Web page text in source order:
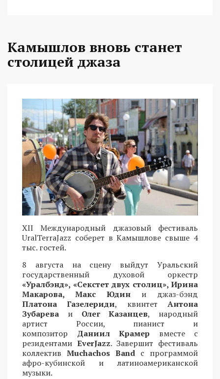
Камышлов вновь станет
столицей джаза
XII Международный джазовый фестиваль
UralTerraJazz соберет в Камышлове свыше 4
тыс. гостей.
8 августа на сцену выйдут Уральский
государственный духовой оркестр
«Уралбэнд», «Секстет двух столиц», Ирина
Макарова, Макс Юдин и джаз-бэнд
Платона Газелериди, квинтетАнтона
Зубарева и Олег Казанцев, народный
артист России, пианист и
композитор Даниил Крамер вместе с
резидентами EverJazz. Завершит фестиваль
коллектив Muchachos Band с программой
афро-кубинской и латиноамериканской
музыки.